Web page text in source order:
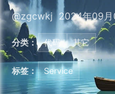
@zgcwkj 2024年09月
分类： 代码 其它
标签： Service